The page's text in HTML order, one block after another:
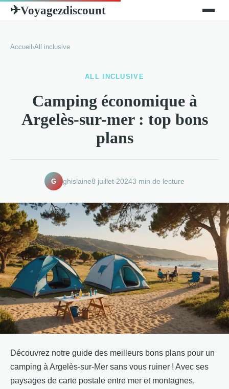
✈Voyagezdiscount
Accueil ›All inclusive
ALL INCLUSIVE
Camping économique à
Argelès-sur-mer : top bons
plans
G ghislaine8 juillet 20243 min de lecture
Découvrez notre guide des meilleurs bons plans pour un
camping à Argelès-sur-Mer sans vous ruiner ! Avec ses
paysages de carte postale entre mer et montagnes,